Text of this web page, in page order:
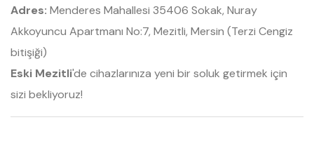
Adres: Menderes Mahallesi 35406 Sokak, Nuray
Akkoyuncu Apartmanı No:7, Mezitli, Mersin (Terzi Cengiz
bitişiği)
Eski Mezitli'de cihazlarınıza yeni bir soluk getirmek için
sizi bekliyoruz!